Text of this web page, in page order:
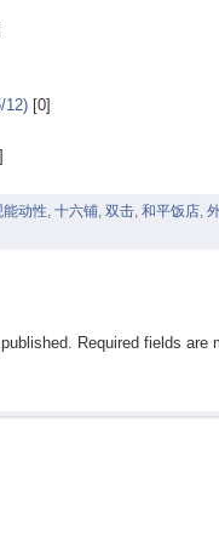
12)[0]
能动性, 十六铺, 双击, 和平饭店,
Required fields are